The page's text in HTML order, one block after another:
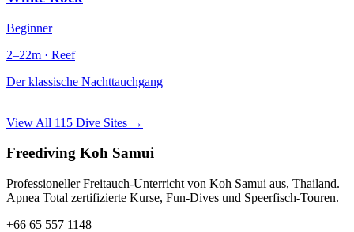
Beginner
2–22m · Reef
Der klassische Nachttauchgang
View All 115 Dive Sites →
Freediving Koh Samui
Professioneller Freitauch-Unterricht von Koh Samui aus, Thailand.
Apnea Total zertifizierte Kurse, Fun-Dives und Speerfisch-Touren.
+66 65 557 1148